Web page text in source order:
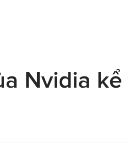
Nvidia kể